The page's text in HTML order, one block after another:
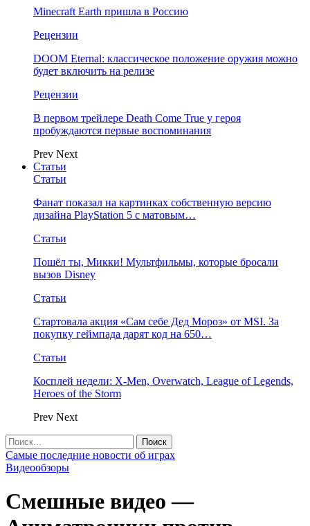
Minecraft Earth пришла в Россию
Рецензии
DOOM Eternal: классическое положение оружия можно
будет включить на релизе
Рецензии
В первом трейлере Death Come True у героя
пробуждаются первые воспоминания
Prev Next
Статьи
Статьи
Фанат показал на картинках собственную версию
дизайна PlayStation 5 с матовым…
Статьи
Пошёл ты, Микки! Мультфильмы, которые бросали
вызов Disney
Статьи
Стартовала акция «Сам себе Дед Мороз» от MSI. За
покупку геймпада дарят код на 650…
Статьи
Косплей недели: X-Men, Overwatch, League of Legends,
Heroes of the Storm
Prev Next
Самые последние новости об играх
Видеообзоры
Смешные видео —